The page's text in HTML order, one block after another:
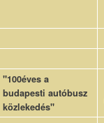
"100éves a
budapesti autóbusz
közlekedés"